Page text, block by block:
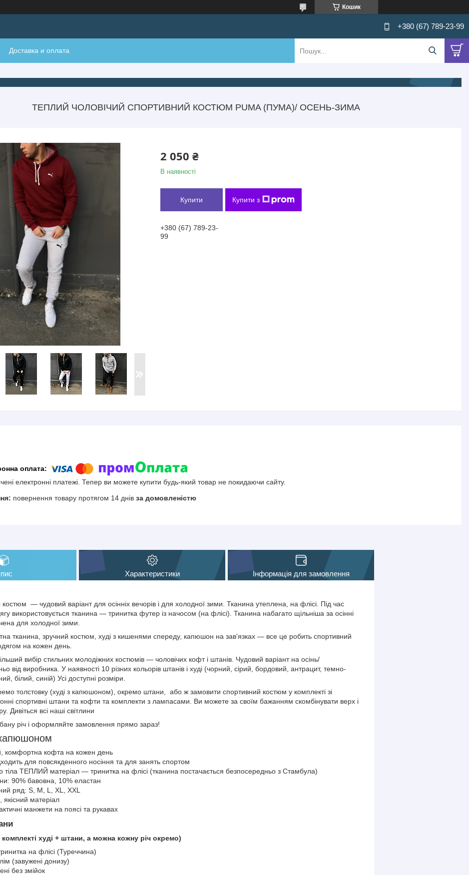
Кошик
+380 (67) 789-23-99
Доставка и оплата
ТЕПЛИЙ ЧОЛОВІЧИЙ СПОРТИВНИЙ КОСТЮМ PUMA (ПУМА)/ ОСЕНЬ-ЗИМА
2 050 ₴
В наявності
Купити Купити з
+380 (67) 789-23-
99
електронні платежі. Тепер ви можете купити будь-який товар не покидаючи сайту.
повернення товару протягом 14 днів за домовленістю
Характеристики Інформація для замовлення
— чудовий варіант для осінніх вечорів і для холодної зими. Тканина утеплена, на флісі. Під час
використовується тканина — тринитка футер із начосом (на флісі). Тканина набагато щільніша за осінні
для холодної зими.
тканина, зручний костюм, худі з кишенями спереду, капюшон на зав'язках — все це робить спортивний
на кожен день.
вибір стильних молодіжних костюмів — чоловічих кофт і штанів. Чудовий варіант на осінь/
від виробника. У наявності 10 різних кольорів штанів і худі (чорний, сірий, бордовий, антрацит, темно-
білий, синій) Усі доступні розміри.
толстовку (худі з капюшоном), окремо штани, або ж замовити спортивний костюм у комплекті зі
спортивні штани та кофти та комплекти з лампасами. Ви можете за своїм бажанням скомбінувати верх і
Дивіться всі наші світлини
річ і оформляйте замовлення прямо зараз!
комфортна кофта на кожен день
для повсякденного носіння та для занять спортом
тіла ТЕПЛИЙ матеріал — тринитка на флісі (тканина постачається безпосередньо з Стамбула)
90% бавовна, 10% еластан
ряд: S, M, L, XL, XXL
матеріал
манжети на поясі та рукавах
худі + штани, а можна кожну річ окремо)
на флісі (Туреччина)
(завужені донизу)
без змійок